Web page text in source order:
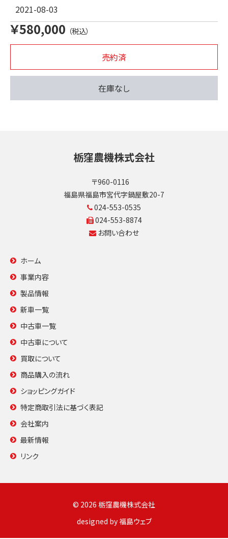
2021-08-03
￥580,000 （税込）
売約済
在庫なし
栃窪農機株式会社
〒960-0116
福島県福島市宮代字鍋屋敷20-7
024-553-0535
024-553-8874
お問い合わせ
ホーム
事業内容
製品情報
新車一覧
中古車一覧
中古車について
買取について
商品購入の流れ
ショッピングガイド
特定商取引法に基づく表記
会社案内
最新情報
リンク
© 2026 栃窪農機株式会社
designed by福島ウェブ